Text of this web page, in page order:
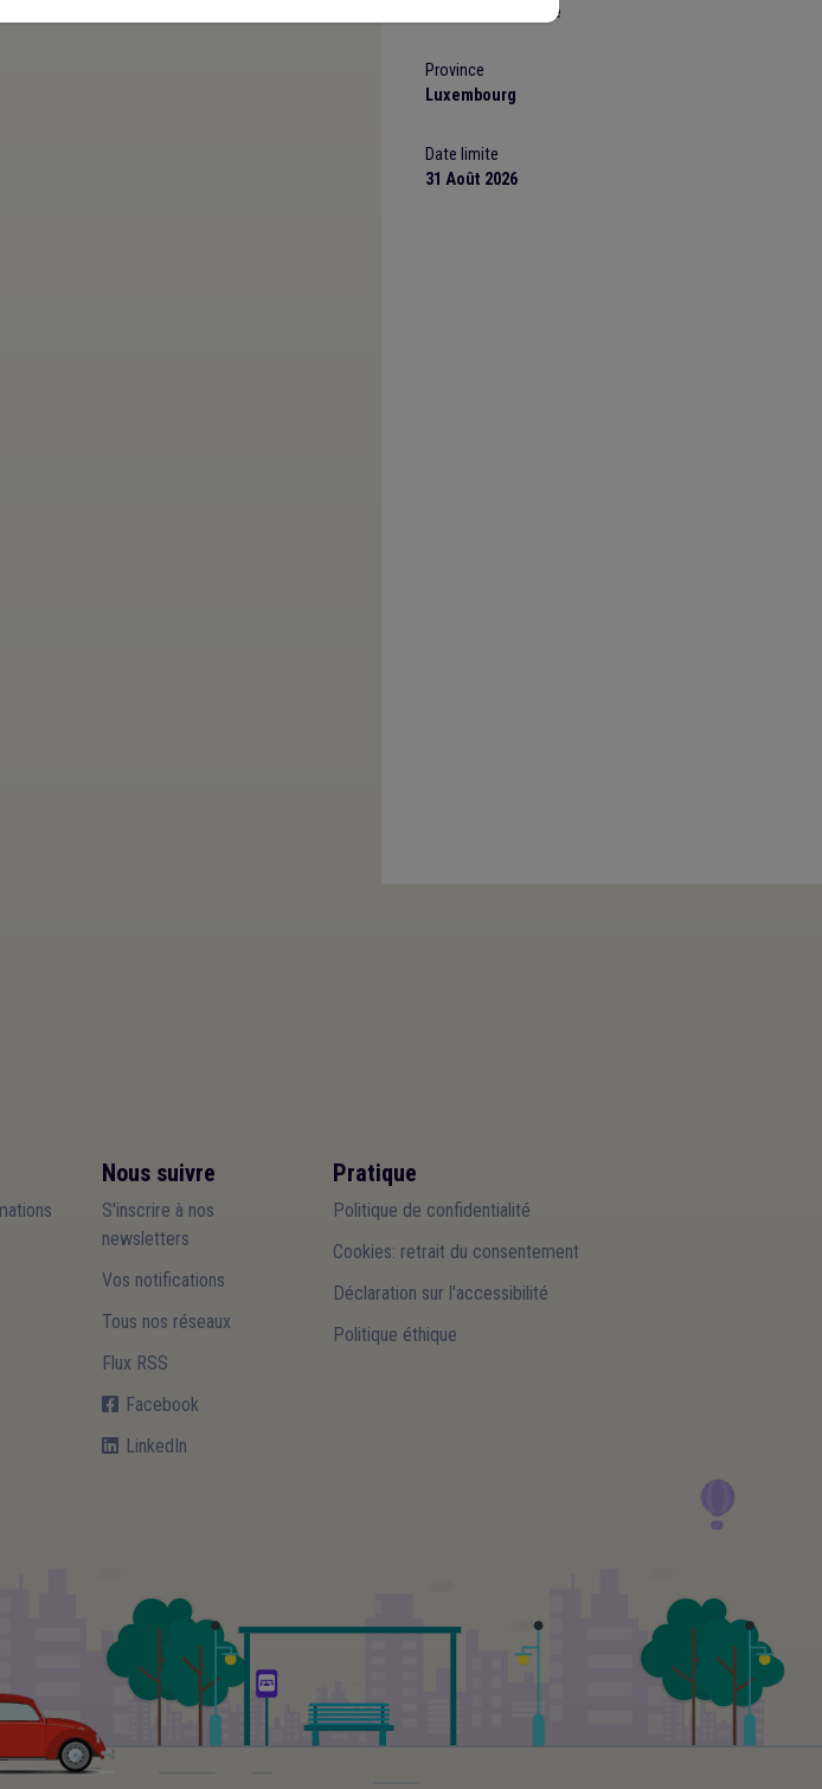
CPAS de Bastogne
Province
Luxembourg
Date limite
31 Août 2026
Nous suivre
S'inscrire à nos
newsletters
Vos notifications
Tous nos réseaux
Flux RSS
Facebook
LinkedIn
Pratique
Politique de confidentialité
Cookies: retrait du consentement
Déclaration sur l'accessibilité
Politique éthique